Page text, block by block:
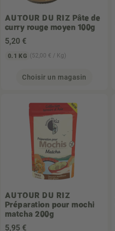
AUTOUR DU RIZ Pâte de
curry rouge moyen 100g
5,20 €
0.1 KG (52,00 € / Kg)
Choisir un magasin
AUTOUR DU RIZ
Préparation pour mochi
matcha 200g
5,95 €